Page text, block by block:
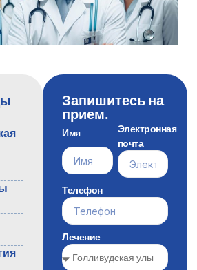
Запишитесь на
прием.
Имя
Электронная
почта
Телефон
Лечение